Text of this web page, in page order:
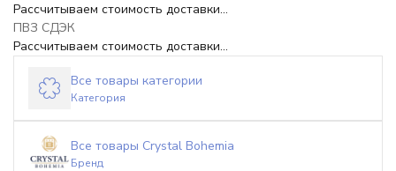
Рассчитываем стоимость доставки...
ПВЗ СДЭК
Рассчитываем стоимость доставки...
Все товары категории
Категория
Все товары Crystal Bohemia
Бренд